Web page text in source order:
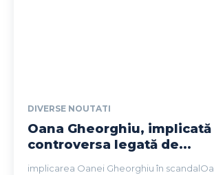
DIVERSE NOUTATI
Oana Gheorghiu, implicată
controversa legată de...
implicarea Oanei Gheorghiu în